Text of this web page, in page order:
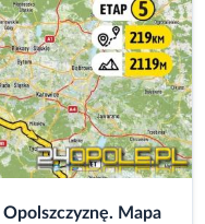
Mapa